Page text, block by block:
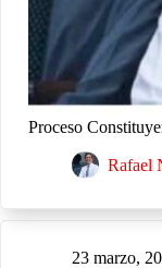
Proceso
Rafael
23 marzo,